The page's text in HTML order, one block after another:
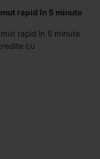
rapid în 5 minute
rapid în 5 minute
cu